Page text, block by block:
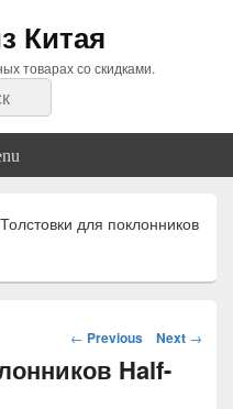
Китая
товарах со скидками.
Толстовки для поклонников
Навигация
статьям
← Previous Next →
Half-